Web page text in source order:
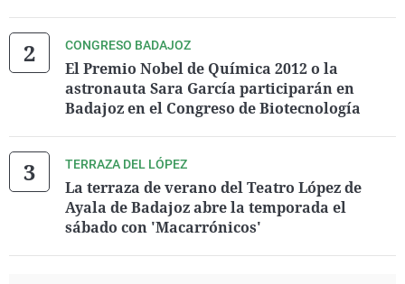
CONGRESO BADAJOZ
El Premio Nobel de Química 2012 o la
astronauta Sara García participarán en
Badajoz en el Congreso de Biotecnología
TERRAZA DEL LÓPEZ
La terraza de verano del Teatro López de
Ayala de Badajoz abre la temporada el
sábado con 'Macarrónicos'